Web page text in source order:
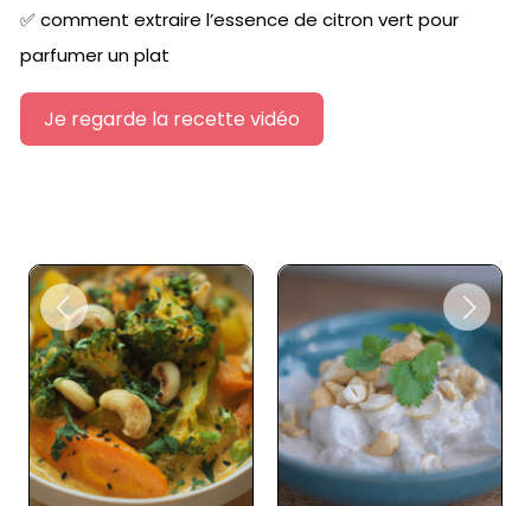
✅comment extraire l’essence de citron vert pour
parfumer un plat
Je regarde la recette vidéo